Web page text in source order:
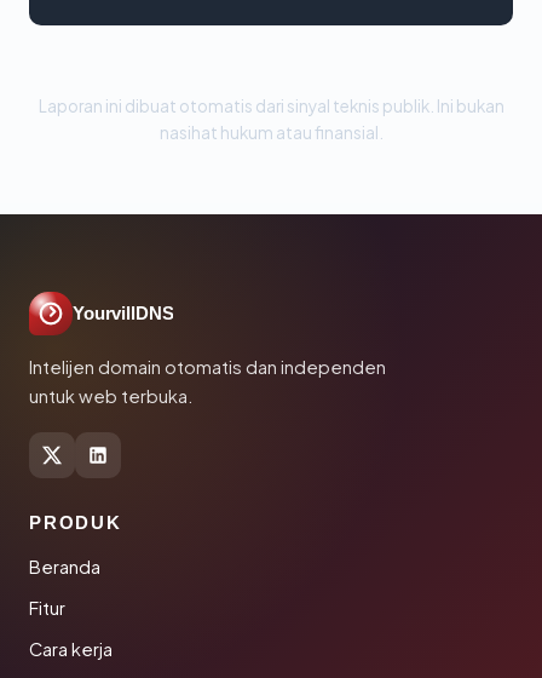
Laporan ini dibuat otomatis dari sinyal teknis publik. Ini bukan
nasihat hukum atau finansial.
YourvillDNS
Intelijen domain otomatis dan independen
untuk web terbuka.
PRODUK
Beranda
Fitur
Cara kerja